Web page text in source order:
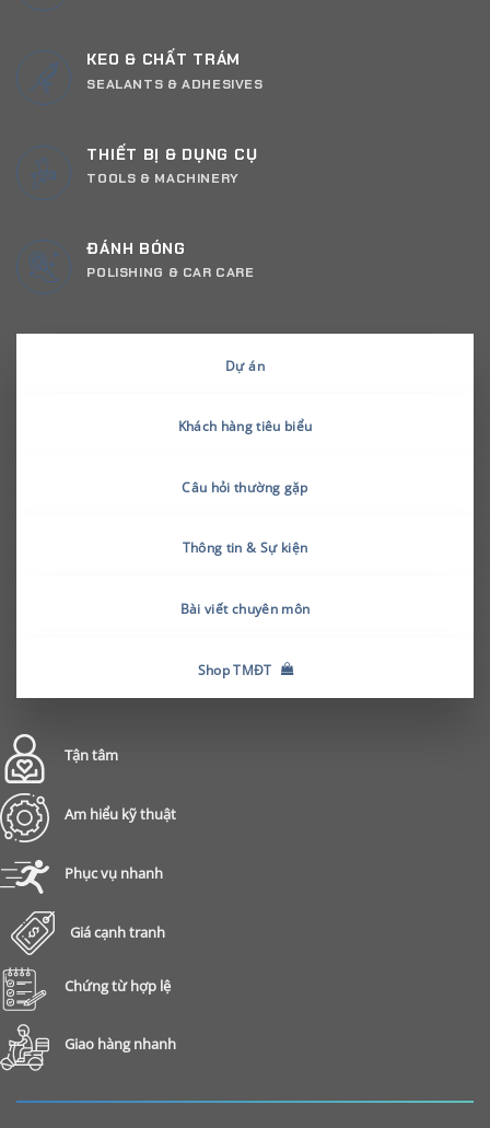
KEO & CHẤT TRÁM
SEALANTS & ADHESIVES
THIẾT BỊ & DỤNG CỤ
TOOLS & MACHINERY
ĐÁNH BÓNG
POLISHING & CAR CARE
Dự án
Khách hàng tiêu biểu
Câu hỏi thường gặp
Thông tin & Sự kiện
Bài viết chuyên môn
Shop TMĐT
Tận tâm
Am hiểu kỹ thuật
Phục vụ nhanh
Giá cạnh tranh
Chứng từ hợp lệ
Giao hàng nhanh